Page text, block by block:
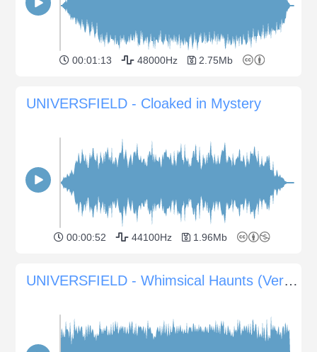
00:01:13 48000Hz 2.75Mb
UNIVERSFIELD - Cloaked in Mystery
00:00:52 44100Hz 1.96Mb
UNIVERSFIELD - Whimsical Haunts (Verspielter Soundtrack für Halloween-Spaß)